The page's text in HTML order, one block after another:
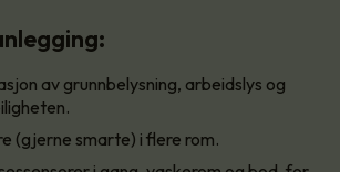
av grunnbelysning, arbeidslys og
(gjerne smarte) i flere rom.